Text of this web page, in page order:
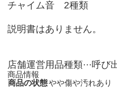
チャイム音 2種類
説明書はありません。
店舗運営用品種類···呼び
商品情報
商品の状態やや傷や汚れあり